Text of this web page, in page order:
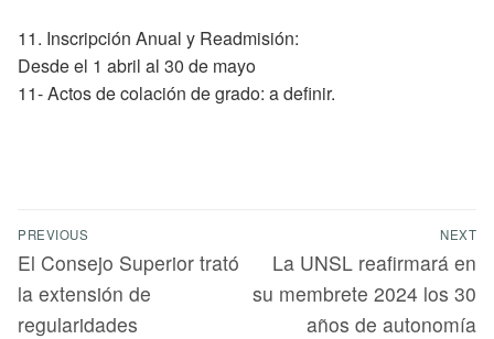
11. Inscripción Anual y Readmisión:
Desde el 1 abril al 30 de mayo
11- Actos de colación de grado: a definir.
PREVIOUS
El Consejo Superior trató
la extensión de
regularidades
NEXT
La UNSL reafirmará en
su membrete 2024 los 30
años de autonomía